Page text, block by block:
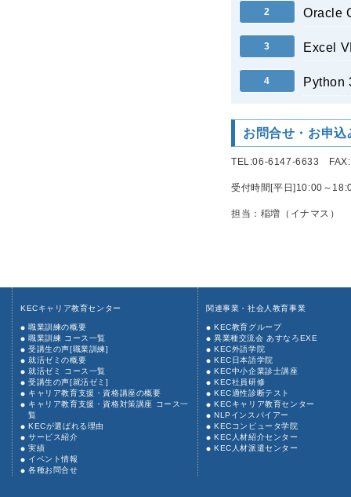
2 Oracle
3 Excel
4 Python
お問合せ・お申込
TEL:06-6147-6633
受付時間[平日]10:00～
担当：稲増（イナマス）
KECキャリア教育センター
職業訓練の概要
職業訓練 コース一覧
受講生の声[職業訓練]
就活ゼミの概要
就活ゼミ コース一覧
受講生の声[就活ゼミ]
キャリア教育支援・資格講座の概要
キャリア教育支援・資格対策講座 コース一
覧
KECが選ばれる理由
サービス紹介
実績
イベント情報
各種お問合せ
関連事業・社会人教育事業
KEC教育グループ
異業種交流会 あすなろEXE
KEC外語学院
KEC日本語学院
KEC中小企業診士講座
KEC社員研修
KEC適性診断テスト
KECキャリア教育センター
NLPインスパイアー
KECコンピュータ学院
KEC人材紹介センター
KEC人材派遣センター